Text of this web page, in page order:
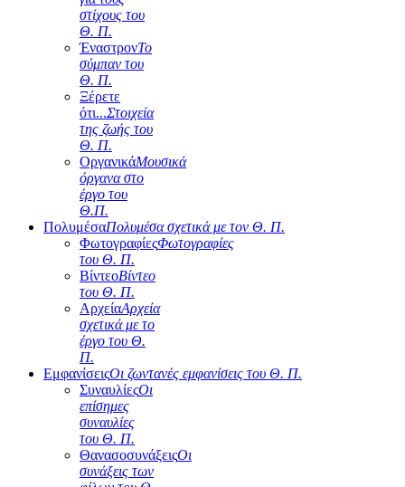
στίχους του
Θ. Π.
ΈναστρονΤο
σύμπαν του
Θ. Π.
Ξέρετε
ότι...Στοιχεία
της ζωής του
Θ. Π.
ΟργανικάΜουσικά
όργανα στο
έργο του
Θ.Π.
ΠολυμέσαΠολυμέσα σχετικά με τον Θ. Π.
ΦωτογραφίεςΦωτογραφίες
του Θ. Π.
ΒίντεοΒίντεο
του Θ. Π.
ΑρχείαΑρχεία
σχετικά με το
έργο του Θ.
Π.
ΕμφανίσειςΟι ζωντανές εμφανίσεις του Θ. Π.
ΣυναυλίεςΟι
επίσημες
συναυλίες
του Θ. Π.
ΘανασοσυνάξειςΟι
συνάξεις των